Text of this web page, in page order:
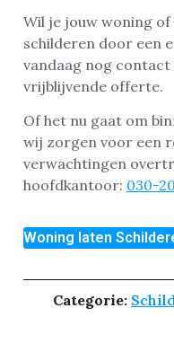
Wil je jouw woning
schilderen door een
vandaag nog
vrijblijvende offerte.
Of het nu gaat om
wij zorgen voor een
verwachtingen
hoofdkantoor: 030-
Woning laten
Categorie: